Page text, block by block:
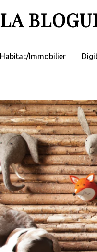
LA
Habitat/Immobilier